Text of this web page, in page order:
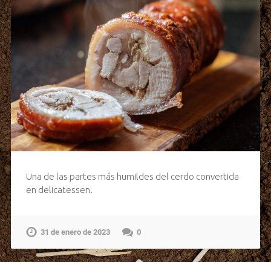
Una de las partes más humildes del cerdo convertida
en delicatessen.
31 de enero de 2023 0